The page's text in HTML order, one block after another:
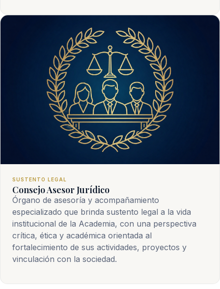
SUSTENTO LEGAL
Consejo Asesor Jurídico
Órgano de asesoría y acompañamiento
especializado que brinda sustento legal a la vida
institucional de la Academia, con una perspectiva
crítica, ética y académica orientada al
fortalecimiento de sus actividades, proyectos y
vinculación con la sociedad.